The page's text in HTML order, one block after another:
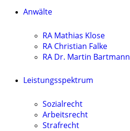
Anwälte
RA Mathias Klose
RA Christian Falke
RA Dr. Martin Bartmann
Leistungsspektrum
Sozialrecht
Arbeitsrecht
Strafrecht